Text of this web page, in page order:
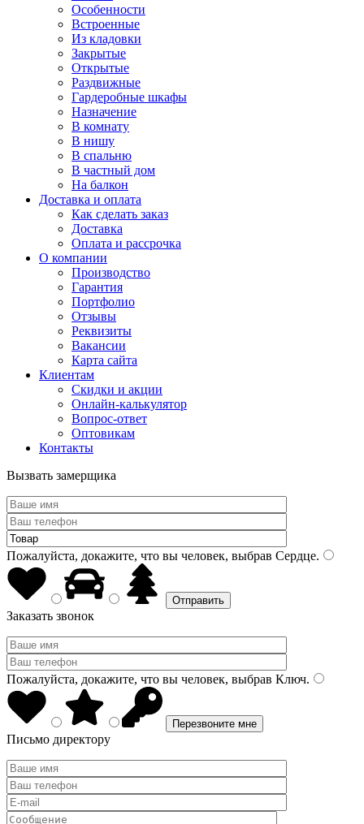
Особенности
Встроенные
Из кладовки
Закрытые
Открытые
Раздвижные
Гардеробные шкафы
Назначение
В комнату
В нишу
В спальню
В частный дом
На балкон
Доставка и оплата
Как сделать заказ
Доставка
Оплата и рассрочка
О компании
Производство
Гарантия
Портфолио
Отзывы
Реквизиты
Вакансии
Карта сайта
Клиентам
Скидки и акции
Онлайн-калькулятор
Вопрос-ответ
Оптовикам
Контакты
Вызвать замерщика
Пожалуйста, докажите, что вы человек, выбрав Сердце.
Заказать звонок
Пожалуйста, докажите, что вы человек, выбрав Ключ.
Письмо директору